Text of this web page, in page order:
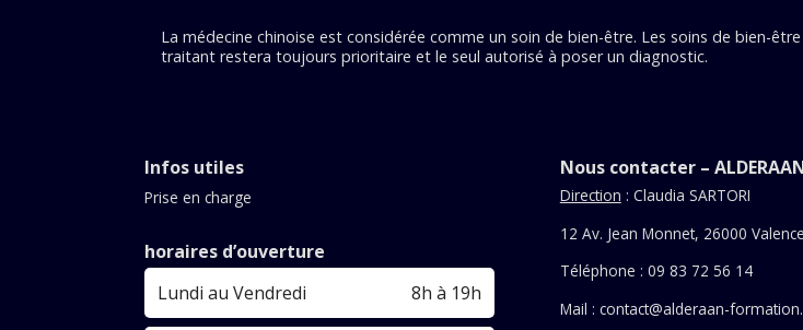
La médecine chinoise est considérée comme un soin de bien-être. Les soins de bien-
traitant restera toujours prioritaire et le seul autorisé à poser un diagnostic.
Infos utiles
Prise en charge
horaires d’ouverture
Lundi au Vendredi
8h à 19h
Nous contacter –
Direction : Claudia SARTORI
12 Av. Jean Monnet, 26000 Valence
Téléphone : 09 83 72 56 14
Mail : contact@alderaan-